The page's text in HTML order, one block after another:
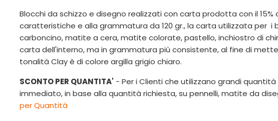
Blocchi da schizzo e disegno realizzati con carta prodotta con il
caratteristiche e alla grammatura da 120 gr., la carta utilizzata
carboncino, matite a cera, matite colorate, pastello, inchiostro di
carta dell'interno, ma in grammatura più consistente, al fine di
tonalità Clay è di colore argilla grigio chiaro.
SCONTO PER QUANTITA' - Per i Clienti che utilizzano grandi
immediato, in base alla quantità richiesta, su pennelli, matite da
per Quantità